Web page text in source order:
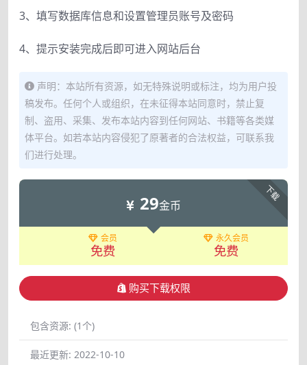
3、填写数据库信息和设置管理员账号及密码
4、提示安装完成后即可进入网站后台
声明：本站所有资源，如无特殊说明或标注，均为用户投
稿发布。任何个人或组织，在未征得本站同意时，禁止复
制、盗用、采集、发布本站内容到任何网站、书籍等各类媒
体平台。如若本站内容侵犯了原著者的合法权益，可联系我
们进行处理。
下载
29金币
会员
免费
永久会员
免费
购买下载权限
包含资源: (1个)
最近更新: 2022-10-10